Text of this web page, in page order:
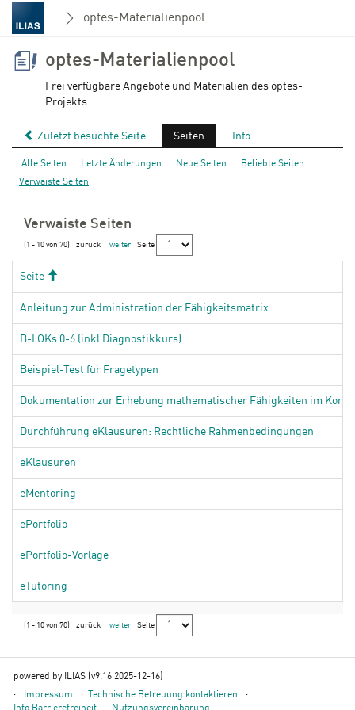
optes-Materialienpool
optes-Materialienpool
Frei verfügbare Angebote und Materialien des optes-
Projekts
Zuletzt besuchte Seite Seiten Info
Alle Seiten Letzte Änderungen Neue Seiten
Beliebte Seiten
Verwaiste Seiten
Verwaiste Seiten
(1 - 10 von 70) zurück weiter Seite
Seite
Anleitung zur Administration der Fähigkeitsmatrix
B-LOKs 0-6 (inkl Diagnostikkurs)
Beispiel-Test für Fragetypen
Dokumentation zur Erhebung mathematischer Fähigkeiten im
Durchführung eKlausuren: Rechtliche Rahmenbedingungen
eKlausuren
eMentoring
ePortfolio
ePortfolio-Vorlage
eTutoring
(1 - 10 von 70) zurück weiter Seite
powered by ILIAS (v9.16 2025-12-16)
Impressum
Technische Betreuung kontaktieren